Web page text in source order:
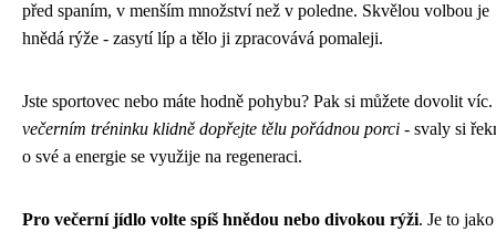
před spaním, v menším množství než v poledne. Skvělou volbou je
hnědá rýže - zasytí líp a tělo ji zpracovává pomaleji.
Jste sportovec nebo máte hodně pohybu? Pak si můžete dovolit víc.
večerním tréninku klidně dopřejte tělu pořádnou porci - svaly si
o své a energie se využije na regeneraci.
Pro večerní jídlo volte spíš hnědou nebo divokou rýži. Je to jako